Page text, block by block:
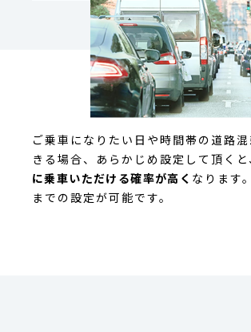
ご乗車になりたい日や時間帯の道路
きる場合、 あらかじめ設定して頂くと
に乗車いただける確率が高く なります
までの設定が可能です。